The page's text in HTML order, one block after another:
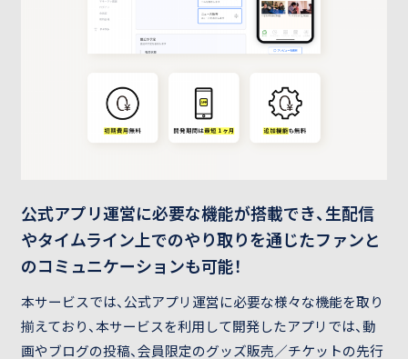
公式アプリ運営に必要な機能が搭載でき、生配信
やタイムライン上でのやり取りを通じたファンと
のコミュニケーションも可能！
本サービスでは、公式アプリ運営に必要な様々な機能を取り
揃えており、本サービスを利用して開発したアプリでは、動
画やブログの投稿、会員限定のグッズ販売／チケットの先行